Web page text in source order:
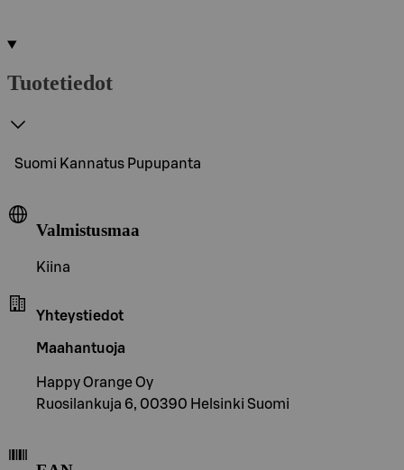
Tuotetiedot
Suomi Kannatus Pupupanta
Valmistusmaa
Kiina
Yhteystiedot
Maahantuoja
Happy Orange Oy
Ruosilankuja 6, 00390 Helsinki Suomi